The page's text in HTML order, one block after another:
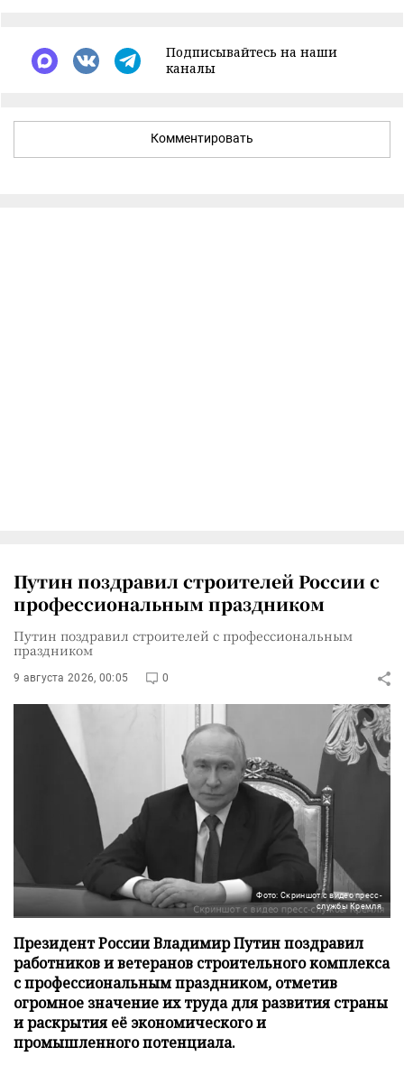
Подписывайтесь на наши
каналы
Комментировать
Путин поздравил строителей России с
профессиональным праздником
Путин поздравил строителей с профессиональным
праздником
9 августа 2026, 00:05 0
Фото: Скриншот с видео пресс-
службы Кремля
Президент России Владимир Путин поздравил
работников и ветеранов строительного комплекса
с профессиональным праздником, отметив
огромное значение их труда для развития страны
и раскрытия её экономического и
промышленного потенциала.